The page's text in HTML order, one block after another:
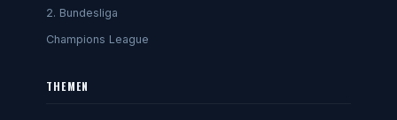
2. Bundesliga
Champions League
THEMEN